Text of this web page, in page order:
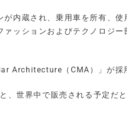
内蔵され、乗用車を所有、使
ッションおよびテクノロジー
Architecture（CMA）」が採
世界中で販売される予定だと